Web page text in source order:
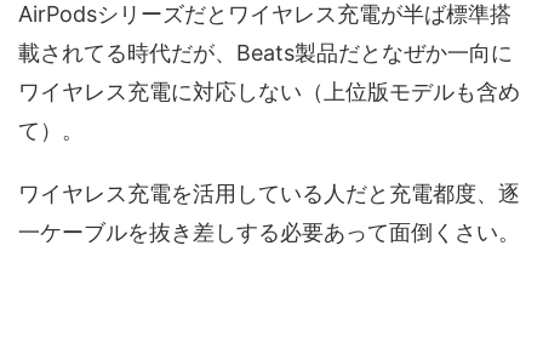
AirPodsシリーズだとワイヤレス充電が半ば標準搭
載されてる時代だが、Beats製品だとなぜか一向に
ワイヤレス充電に対応しない（上位版モデルも含め
て）。
ワイヤレス充電を活用している人だと充電都度、逐
一ケーブルを抜き差しする必要あって面倒くさい。